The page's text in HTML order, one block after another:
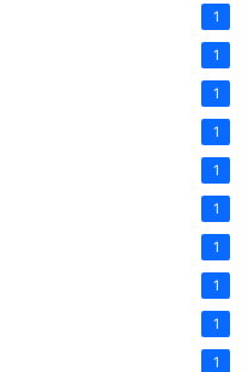
1
1
1
1
1
1
1
1
1
1